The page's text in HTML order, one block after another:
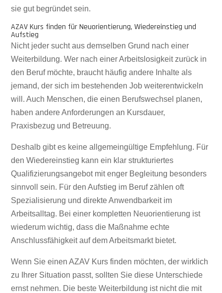
sie gut begründet sein.
AZAV Kurs finden für Neuorientierung, Wiedereinstieg und
Aufstieg
Nicht jeder sucht aus demselben Grund nach einer
Weiterbildung. Wer nach einer Arbeitslosigkeit zurück in
den Beruf möchte, braucht häufig andere Inhalte als
jemand, der sich im bestehenden Job weiterentwickeln
will. Auch Menschen, die einen Berufswechsel planen,
haben andere Anforderungen an Kursdauer,
Praxisbezug und Betreuung.
Deshalb gibt es keine allgemeingültige Empfehlung. Für
den Wiedereinstieg kann ein klar strukturiertes
Qualifizierungsangebot mit enger Begleitung besonders
sinnvoll sein. Für den Aufstieg im Beruf zählen oft
Spezialisierung und direkte Anwendbarkeit im
Arbeitsalltag. Bei einer kompletten Neuorientierung ist
wiederum wichtig, dass die Maßnahme echte
Anschlussfähigkeit auf dem Arbeitsmarkt bietet.
Wenn Sie einen AZAV Kurs finden möchten, der wirklich
zu Ihrer Situation passt, sollten Sie diese Unterschiede
ernst nehmen. Die beste Weiterbildung ist nicht die mit